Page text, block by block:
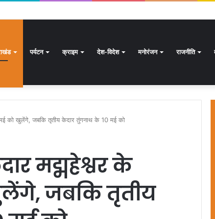
अधिक पदों के लिए भरे जाएंगे फार्म
पर्यटन क्राइम देश-विदेश मनोरंजन राजनीति
मई को खुलेंगे, जबकि तृतीय केदार तुंगनाथ के 10 मई को
मद्महेश्वर के
जबकि तृतीय